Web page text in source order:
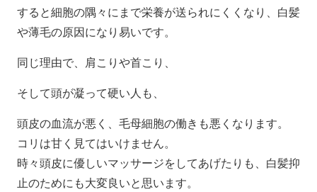
すると細胞の隅々にまで栄養が送られにくくなり、白髪
や薄毛の原因になり易いです。
同じ理由で、肩こりや首こり、
そして頭が凝って硬い人も、
頭皮の血流が悪く、毛母細胞の働きも悪くなります。
コリは甘く見てはいけません。
時々頭皮に優しいマッサージをしてあげたりも、白髪抑
止のためにも大変良いと思います。